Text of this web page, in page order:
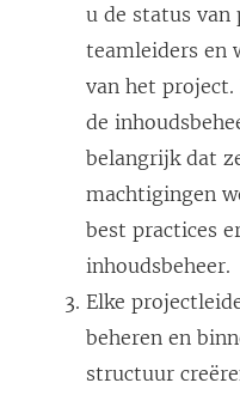
u de status van
teamleiders en
van het
de
belangrijk dat
machtigingen
best practices
inhoudsbeheer.
Elke
beheren en
structuur